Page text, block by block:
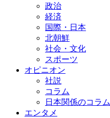
政治
経済
国際・日本
北朝鮮
社会・文化
スポーツ
オピニオン
社説
コラム
日本関係のコラム
エンタメ